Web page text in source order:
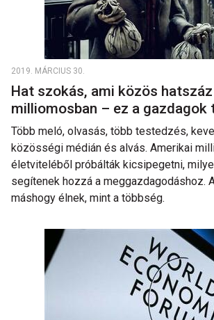
2019. MÁRCIUS 30.
Hat szokás, ami közös hatszáz
milliomosban – ez a gazdagok
Több meló, olvasás, több testedzés,
közösségi médián és alvás. Amerikai
életviteléből próbálták kicsipegetni,
segítenek hozzá a meggazdagodáshoz.
máshogy élnek, mint a többség.